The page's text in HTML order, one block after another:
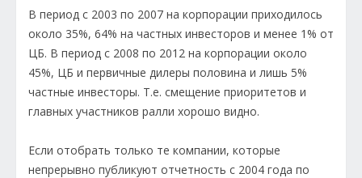
В период с 2003 по 2007 на корпорации приходилось
около 35%, 64% на частных инвесторов и менее 1% от
ЦБ. В период с 2008 по 2012 на корпорации около
45%, ЦБ и первичные дилеры половина и лишь 5%
частные инвесторы. Т.е. смещение приоритетов и
главных участников ралли хорошо видно.
Если отобрать только те компании, которые
непрерывно публикуют отчетность с 2004 года по